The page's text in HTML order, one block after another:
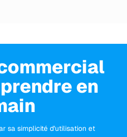
en
sa simplicité d'utilisation et